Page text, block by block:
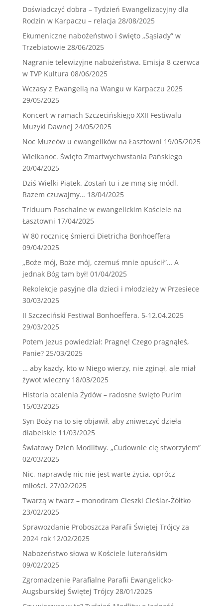
Doświadczyć dobra – Tydzień Ewangelizacyjny dla
Rodzin w Karpaczu – relacja 28/08/2025
Ekumeniczne nabożeństwo i święto „Sąsiady” w
Trzebiatowie 28/06/2025
Nagranie telewizyjne nabożeństwa. Emisja 8 czerwca
w TVP Kultura 08/06/2025
Wczasy z Ewangelią na Wangu w Karpaczu 2025
29/05/2025
Koncert w ramach Szczecińskiego XXII Festiwalu
Muzyki Dawnej 24/05/2025
Noc Muzeów u ewangelików na Łasztowni 19/05/2025
Wielkanoc. Święto Zmartwychwstania Pańskiego
20/04/2025
Dziś Wielki Piątek. Zostań tu i ze mną się módl.
Razem czuwajmy… 18/04/2025
Triduum Paschalne w ewangelickim Kościele na
Łasztowni 17/04/2025
W 80 rocznicę śmierci Dietricha Bonhoeffera
09/04/2025
„Boże mój, Boże mój, czemuś mnie opuścił”… A
jednak Bóg tam był! 01/04/2025
Rekolekcje pasyjne dla dzieci i młodzieży w Przesiece
30/03/2025
II Szczeciński Festiwal Bonhoeffera. 5-12.04.2025
29/03/2025
Potem Jezus powiedział: Pragnę! Czego pragnąłeś,
Panie? 25/03/2025
… aby każdy, kto w Niego wierzy, nie zginął, ale miał
żywot wieczny 18/03/2025
Historia ocalenia Żydów – radosne święto Purim
15/03/2025
Syn Boży na to się objawił, aby zniweczyć dzieła
diabelskie 11/03/2025
Światowy Dzień Modlitwy. „Cudownie cię stworzyłem”
02/03/2025
Nic, naprawdę nic nie jest warte życia, oprócz
miłości. 27/02/2025
Twarzą w twarz – monodram Cieszki Cieślar-Żółtko
23/02/2025
Sprawozdanie Proboszcza Parafii Świętej Trójcy za
2024 rok 12/02/2025
Nabożeństwo słowa w Kościele luterańskim
09/02/2025
Zgromadzenie Parafialne Parafii Ewangelicko-
Augsburskiej Świętej Trójcy 28/01/2025